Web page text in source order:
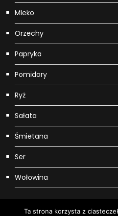
Mleko
Orzechy
Papryka
Pomidory
Ryż
Sałata
Śmietana
Ser
Wołowina
Ta strona korzysta z